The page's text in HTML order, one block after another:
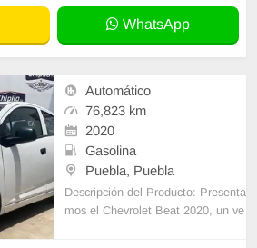
WhatsApp
Automático
76,823 km
2020
Gasolina
Puebla, Puebla
Descripción del Producto: Presenta
mos el Chevrolet Beat 2020, un ve